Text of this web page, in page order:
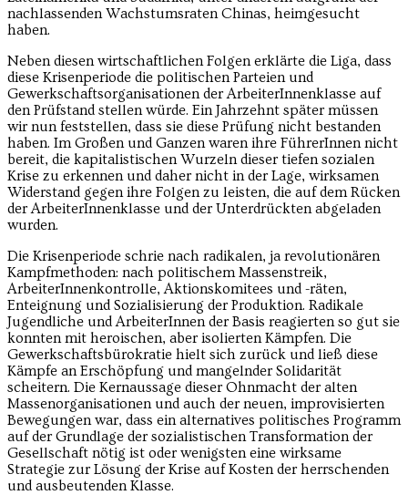
nachlassenden Wachstumsraten Chinas, heimgesucht
haben.
Neben diesen wirtschaftlichen Folgen erklärte die Liga, dass
diese Krisenperiode die politischen Parteien und
Gewerkschaftsorganisationen der ArbeiterInnenklasse auf
den Prüfstand stellen würde. Ein Jahrzehnt später müssen
wir nun feststellen, dass sie diese Prüfung nicht bestanden
haben. Im Großen und Ganzen waren ihre FührerInnen nicht
bereit, die kapitalistischen Wurzeln dieser tiefen sozialen
Krise zu erkennen und daher nicht in der Lage, wirksamen
Widerstand gegen ihre Folgen zu leisten, die auf dem Rücken
der ArbeiterInnenklasse und der Unterdrückten abgeladen
wurden.
Die Krisenperiode schrie nach radikalen, ja revolutionären
Kampfmethoden: nach politischem Massenstreik,
ArbeiterInnenkontrolle, Aktionskomitees und -räten,
Enteignung und Sozialisierung der Produktion. Radikale
Jugendliche und ArbeiterInnen der Basis reagierten so gut sie
konnten mit heroischen, aber isolierten Kämpfen. Die
Gewerkschaftsbürokratie hielt sich zurück und ließ diese
Kämpfe an Erschöpfung und mangelnder Solidarität
scheitern. Die Kernaussage dieser Ohnmacht der alten
Massenorganisationen und auch der neuen, improvisierten
Bewegungen war, dass ein alternatives politisches Programm
auf der Grundlage der sozialistischen Transformation der
Gesellschaft nötig ist oder wenigsten eine wirksame
Strategie zur Lösung der Krise auf Kosten der herrschenden
und ausbeutenden Klasse.